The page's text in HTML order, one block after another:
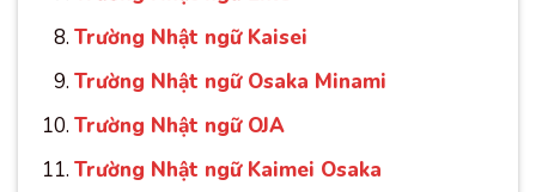
Trường Nhật ngữ Kaisei
Trường Nhật ngữ Osaka Minami
Trường Nhật ngữ OJA
Trường Nhật ngữ Kaimei Osaka